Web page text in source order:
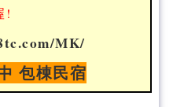
!
MK/
包棟民宿